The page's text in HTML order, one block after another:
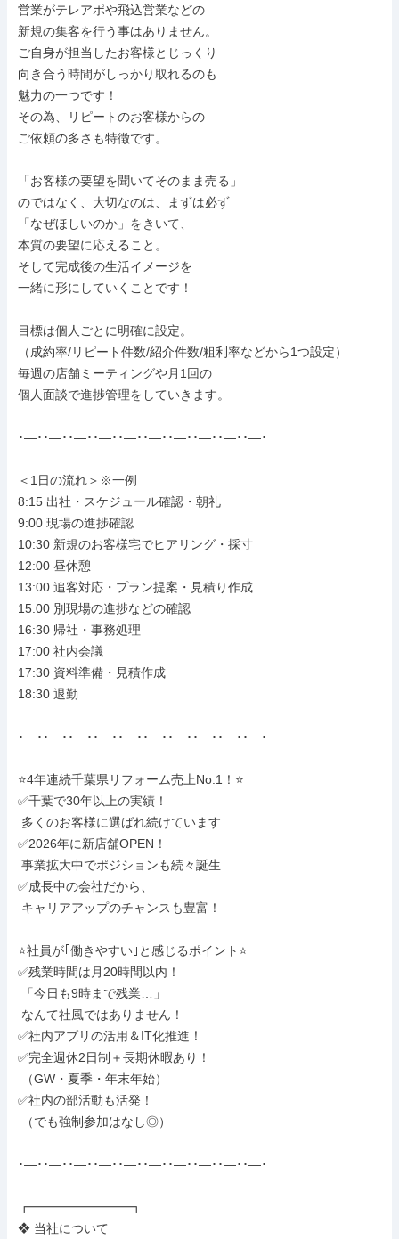
営業がテレアポや飛込営業などの
新規の集客を行う事はありません。
ご自身が担当したお客様とじっくり
向き合う時間がしっかり取れるのも
魅力の一つです！
その為、リピートのお客様からの
ご依頼の多さも特徴です。
「お客様の要望を聞いてそのまま売る」
のではなく、大切なのは、まずは必ず
「なぜほしいのか」をきいて、
本質の要望に応えること。
そして完成後の生活イメージを
一緒に形にしていくことです！
目標は個人ごとに明確に設定。
（成約率/リピート件数/紹介件数/粗利率などから1つ設定）
毎週の店舗ミーティングや月1回の
個人面談で進捗管理をしていきます。
･―･･―･･―･･―･･―･･―･･―･･―･･―･･―･
＜1日の流れ＞※一例
8:15 出社・スケジュール確認・朝礼
9:00 現場の進捗確認
10:30 新規のお客様宅でヒアリング・採寸
12:00 昼休憩
13:00 追客対応・プラン提案・見積り作成
15:00 別現場の進捗などの確認
16:30 帰社・事務処理
17:00 社内会議
17:30 資料準備・見積作成
18:30 退勤
･―･･―･･―･･―･･―･･―･･―･･―･･―･･―･
⭐4年連続千葉県リフォーム売上No.1！⭐
✅千葉で30年以上の実績！
✅2026年に新店舗OPEN！
✅成長中の会社だから、
⭐社員が｢働きやすい｣と感じるポイント⭐
✅残業時間は月20時間以内！
✅社内アプリの活用＆IT化推進！
✅完全週休2日制＋長期休暇あり！
✅社内の部活動も活発！
･―･･―･･―･･―･･―･･―･･―･･―･･―･･―･
┏━━━━━━━━┓
❖ 当社について